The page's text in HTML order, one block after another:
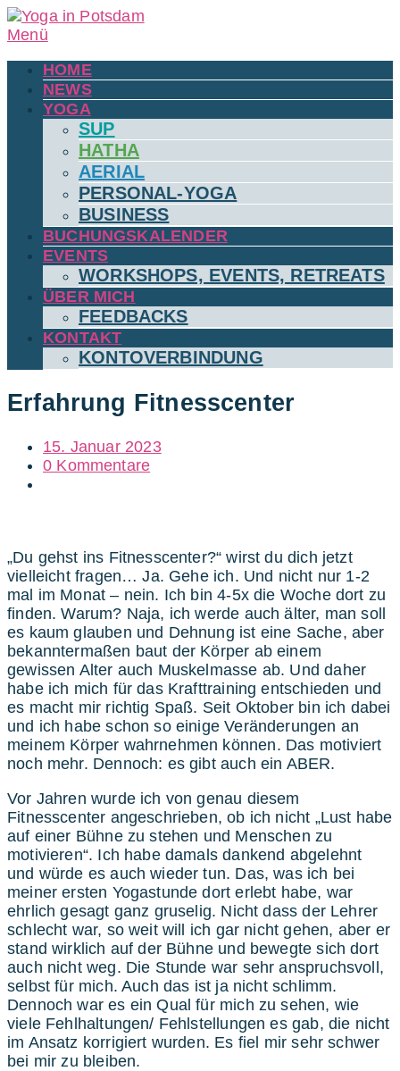
Menü
HOME
NEWS
YOGA
SUP
HATHA
AERIAL
PERSONAL-YOGA
BUSINESS
BUCHUNGSKALENDER
EVENTS
WORKSHOPS, EVENTS, RETREATS
ÜBER MICH
FEEDBACKS
KONTAKT
KONTOVERBINDUNG
Erfahrung Fitnesscenter
15. Januar 2023
0 Kommentare
„Du gehst ins Fitnesscenter?“ wirst du dich jetzt
vielleicht fragen… Ja. Gehe ich. Und nicht nur 1-2
mal im Monat – nein. Ich bin 4-5x die Woche dort zu
finden. Warum? Naja, ich werde auch älter, man soll
es kaum glauben und Dehnung ist eine Sache, aber
bekanntermaßen baut der Körper abeinem
gewissen Alter auch Muskelmasse ab. Und daher
habe ich mich für das Krafttraining entschieden und
es macht mir richtig Spaß. Seit Oktober bin ich dabei
und ich habe schon so einige Veränderungen an
meinem Körper wahrnehmen können. Das motiviert
noch mehr. Dennoch: es gibt auch ein ABER.
Vor Jahren wurde ich von genau diesem
Fitnesscenter angeschrieben, ob ich nicht „Lust habe
auf einer Bühne zu stehen und Menschen zu
motivieren“. Ich habe damals dankend abgelehnt
und würde es auch wieder tun. Das, was ich bei
meiner ersten Yogastunde dort erlebt habe, war
ehrlich gesagt ganz gruselig. Nicht dass der Lehrer
schlecht war, so weit will ich gar nicht gehen, aber er
stand wirklich auf der Bühne und bewegte sich dort
auch nicht weg. Die Stunde war sehr anspruchsvoll,
selbst für mich. Auch das ist ja nicht schlimm.
Dennoch war es ein Qual für mich zu sehen, wie
viele Fehlhaltungen/ Fehlstellungen es gab, die nicht
im Ansatz korrigiert wurden. Es fiel mir sehr schwer
bei mir zu bleiben.